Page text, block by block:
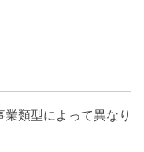
類型によって異なり